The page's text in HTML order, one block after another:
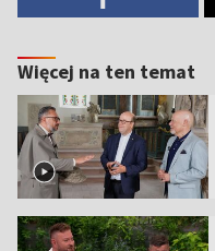
Więcej na ten temat